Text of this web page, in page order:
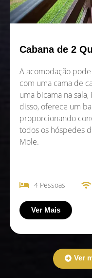
Cabana de 2
A acomodação
com uma cama de
uma bicama na
disso, oferece um
proporcionando
todos os hóspedes
Mole.
4 Pessoas
Ver Mais
Ver